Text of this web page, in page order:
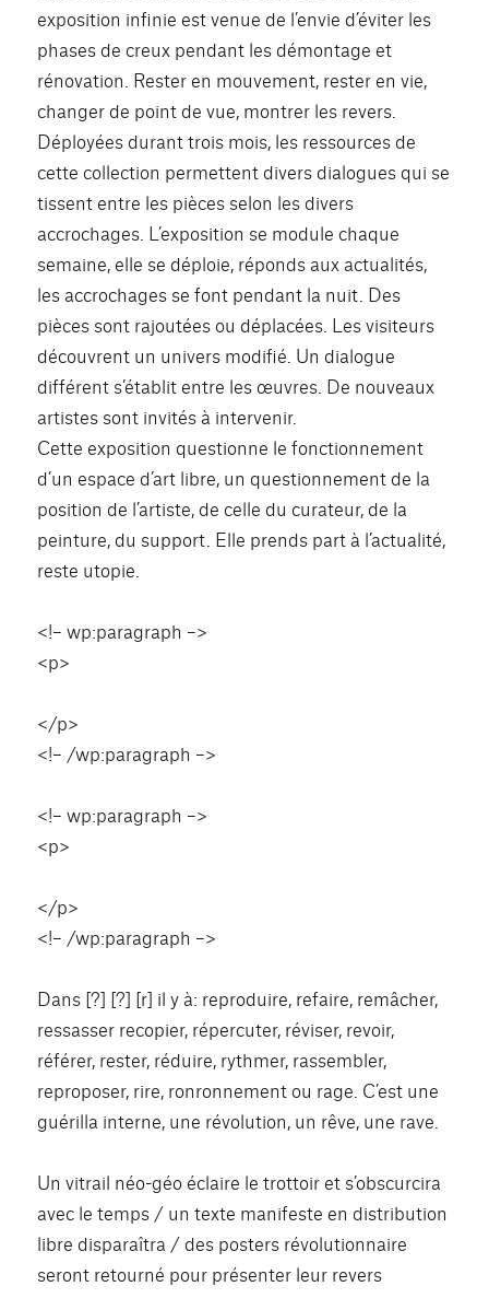
exposition infinie est venue de l’envie d’éviter les
phases de creux pendant les démontage et
rénovation. Rester en mouvement, rester en vie,
changer de point de vue, montrer les revers.
Déployées durant trois mois, les ressources de
cette collection permettent divers dialogues qui se
tissent entre les pièces selon les divers
accrochages. L’exposition se module chaque
semaine, elle se déploie, réponds aux actualités,
les accrochages se font pendant la nuit. Des
pièces sont rajoutées ou déplacées. Les visiteurs
découvrent un univers modifié. Un dialogue
différent s’établit entre les œuvres. De nouveaux
artistes sont invités à intervenir.
Cette exposition questionne le fonctionnement
d’un espace d’art libre, un questionnement de la
position de l’artiste, de celle du curateur, de la
peinture, du support. Elle prends part à l’actualité,
reste utopie.
<!– wp:paragraph –>
<p>
</p>
<!– /wp:paragraph –>
<!– wp:paragraph –>
<p>
</p>
<!– /wp:paragraph –>
Dans [?] [?] [r] il y à: reproduire, refaire, remâcher,
ressasser recopier, répercuter, réviser, revoir,
référer, rester, réduire, rythmer, rassembler,
reproposer, rire, ronronnement ou rage. C’est une
guérilla interne, une révolution, un rêve, une rave.
Un vitrail néo-géo éclaire le trottoir et s’obscurcira
avec le temps / un texte manifeste en distribution
libre disparaîtra / des posters révolutionnaire
seront retourné pour présenter leur revers